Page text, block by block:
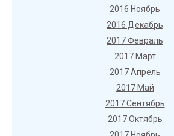
2016 Ноябрь
2016 Декабрь
2017 Февраль
2017 Март
2017 Апрель
2017 Май
2017 Сентябрь
2017 Октябрь